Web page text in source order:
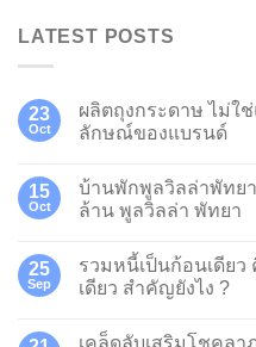
LATEST POSTS
23
Oct
ผลิตถุงกระดาษ ไม่ใ
ลักษณ์ของแบรนด์
15
Oct
บ้านพักพูลวิลล่าพัทย
ล้าน พูลวิลล่า พัทยา
25
Sep
รวมหนี้เป็นก้อนเดียว
เดียว สำคัญยังไง ?
เคล็ดลับเสริมโชคลา